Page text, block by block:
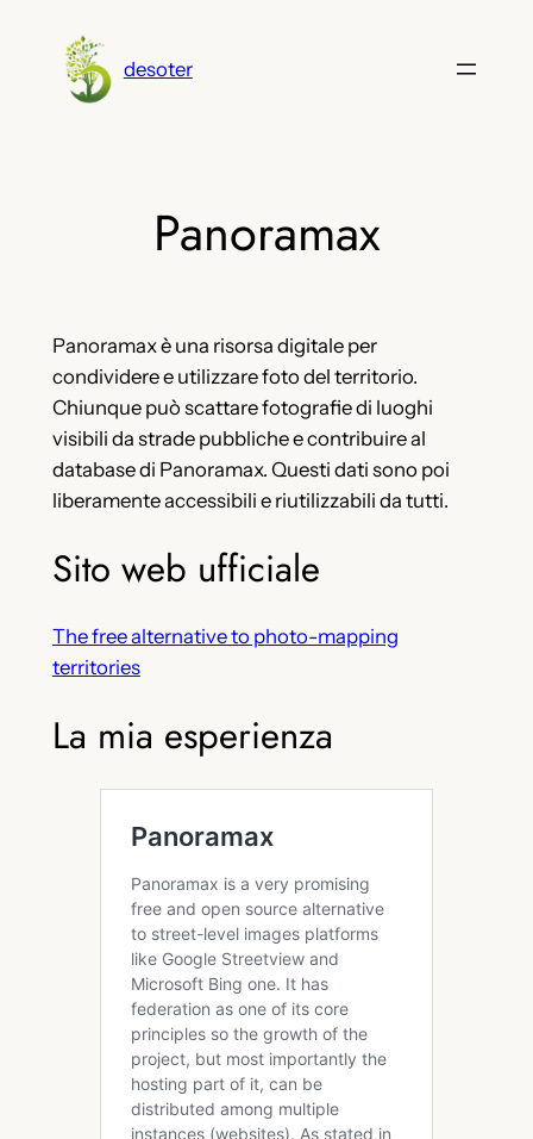
contenuto
desoter
Panoramax
Panoramax è una risorsa digitale per
condividere e utilizzare foto del territorio.
Chiunque può scattare fotografie di luoghi
visibili da strade pubbliche e contribuire al
database di Panoramax. Questi dati sono poi
liberamente accessibili e riutilizzabili da tutti.
Sito web ufficiale
The free alternative to photo-mapping
territories
La mia esperienza